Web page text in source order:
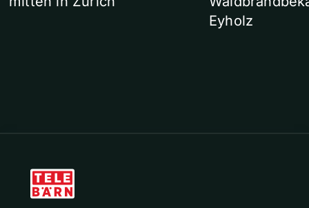
Eyholz